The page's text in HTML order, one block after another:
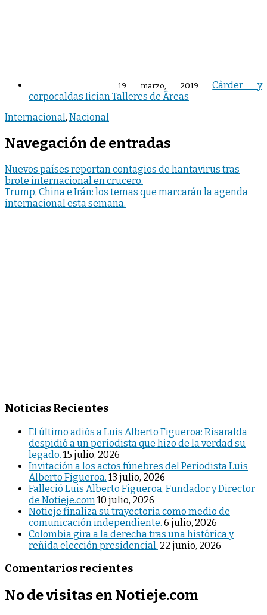
19 marzo, 2019
Càrder y
corpocaldas Iician Talleres de Âreas
Internacional, Nacional
Navegación de entradas
Nuevos países reportan contagios de hantavirus tras
brote internacional en crucero.
Trump, China e Irán: los temas que marcarán la agenda
internacional esta semana.
Noticias Recientes
El último adiós a Luis Alberto Figueroa: Risaralda
despidió a un periodista que hizo de la verdad su
legado. 15 julio, 2026
Invitación a los actos fúnebres del Periodista Luis
Alberto Figueroa. 13 julio, 2026
Falleció Luis Alberto Figueroa, Fundador y Director
de Notieje.com 10 julio, 2026
Notieje finaliza su trayectoria como medio de
comunicación independiente. 6 julio, 2026
Colombia gira a la derecha tras una histórica y
reñida elección presidencial. 22 junio, 2026
Comentarios recientes
No de visitas en Notieje.com